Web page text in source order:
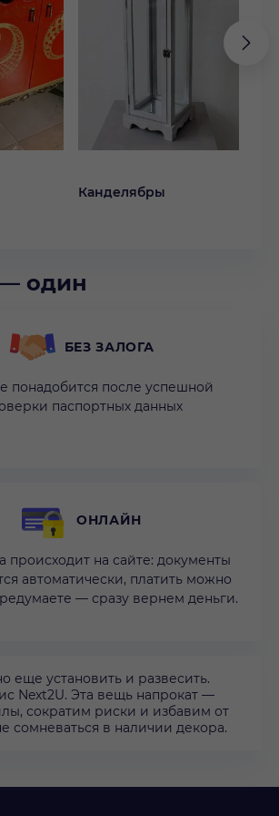
Канделябры
— один
БЕЗ ЗАЛОГА
понадобится после успешной
паспортных данных
ОНЛАЙН
происходит на сайте: документы
автоматически, платить можно
— сразу вернем деньги.
еще установить и развесить.
Next2U. Эта вещь напрокат —
сократим риски и избавим от
сомневаться в наличии декора.